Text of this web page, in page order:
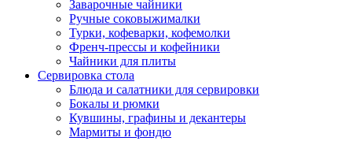
Заварочные чайники
Ручные соковыжималки
Турки, кофеварки, кофемолки
Френч-прессы и кофейники
Чайники для плиты
Сервировка стола
Блюда и салатники для сервировки
Бокалы и рюмки
Кувшины, графины и декантеры
Мармиты и фондю